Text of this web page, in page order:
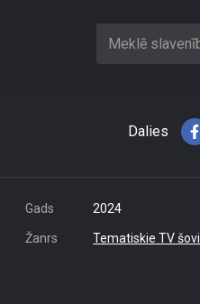
Meklē
Dalies
Gads 2024
Žanrs Tematiskie TV šovi